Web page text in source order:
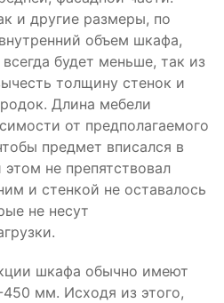
и другие размеры, по
объем шкафа,
будет меньше, так из
толщину стенок и
Длина мебели
от предполагаемого
предмет вписался в
этом не препятствовал
и стенкой не оставалось
не несут
шкафа обычно имеют
мм. Исходя из этого,